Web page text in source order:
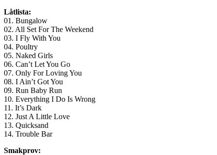
Låtlista:
01. Bungalow
02. All Set For The Weekend
03. I Fly With You
04. Poultry
05. Naked Girls
06. Can’t Let You Go
07. Only For Loving You
08. I Ain’t Got You
09. Run Baby Run
10. Everything I Do Is Wrong
11. It’s Dark
12. Just A Little Love
13. Quicksand
14. Trouble Bar
Smakprov: